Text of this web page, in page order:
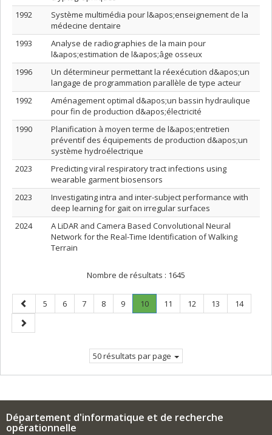
1992
Système multimédia pour l&apos;enseignement de la
médecine dentaire
1993
Analyse de radiographies de la main pour
l&apos;estimation de l&apos;âge osseux
1996
Un détermineur permettant la réexécution d&apos;un
langage de programmation parallèle de type acteur
1992
Aménagement optimal d&apos;un bassin hydraulique
pour fin de production d&apos;électricité
1990
Planification à moyen terme de l&apos;entretien
préventif des équipements de production d&apos;un
système hydroélectrique
2023
Predicting viral respiratory tract infections using
wearable garment biosensors
2023
Investigating intra and inter-subject performance with
deep learning for gait on irregular surfaces
2024
A LiDAR and Camera Based Convolutional Neural
Network for the Real-Time Identification of Walking
Terrain
Nombre de résultats : 1645
Page
précédente
Page
5 Page
6 Page
7 Page
8 Page
9 Page
10.
Page
Page
11 Page
12 Page
13 Page
14
Page
suivante
50 résultats par page
Département d'informatique et de recherche
opérationnelle